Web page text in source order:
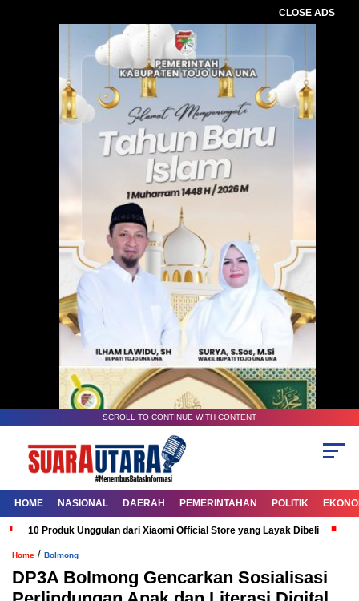
CLOSE ADS
SCROLL TO CONTINUE WITH CONTENT
HOME NASIONAL DAERAH PEMERINTAHAN POLITIK
10 Produk Unggulan dari Xiaomi Official Store yang Layak Dibeli
Home / Bolmong
DP3A Bolmong Gencarkan Sosialisasi